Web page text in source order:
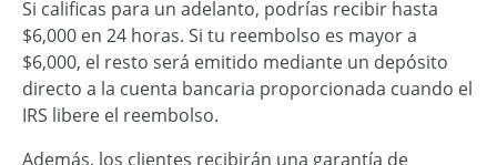
Si calificas para un adelanto, podrías recibir hasta
$6,000 en 24 horas. Si tu reembolso es mayor a
$6,000, el resto será emitido mediante un depósito
directo a la cuenta bancaria proporcionada cuando el
IRS libere el reembolso.
Además, los clientes recibirán una garantía de